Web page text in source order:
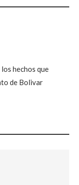
hechos que
de Bolivar